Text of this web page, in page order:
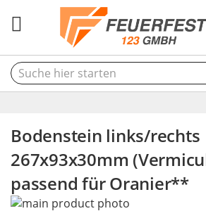
Bodenstein links/rechts
267x93x30mm
passend für Oranier**
Skip